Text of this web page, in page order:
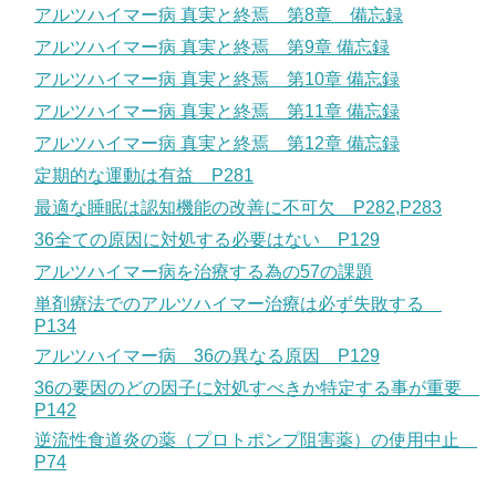
アルツハイマー病 真実と終焉 第8章 備忘録
アルツハイマー病 真実と終焉 第9章 備忘録
アルツハイマー病 真実と終焉 第10章 備忘録
アルツハイマー病 真実と終焉 第11章 備忘録
アルツハイマー病 真実と終焉 第12章 備忘録
定期的な運動は有益 P281
最適な睡眠は認知機能の改善に不可欠 P282,P283
36全ての原因に対処する必要はない P129
アルツハイマー病を治療する為の57の課題
単剤療法でのアルツハイマー治療は必ず失敗する
P134
アルツハイマー病 36の異なる原因 P129
36の要因のどの因子に対処すべきか特定する事が重要
P142
逆流性食道炎の薬（プロトポンプ阻害薬）の使用中止
P74